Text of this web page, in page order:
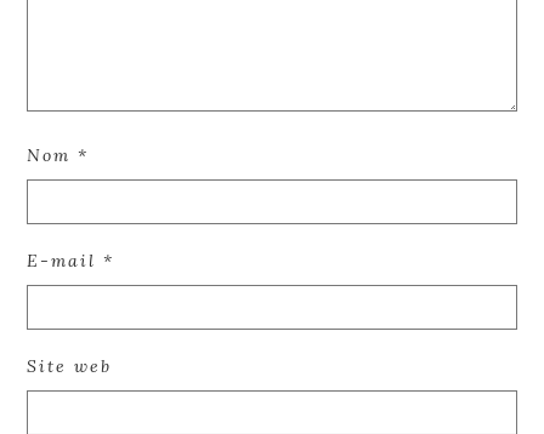
Nom*
E-mail*
Site web